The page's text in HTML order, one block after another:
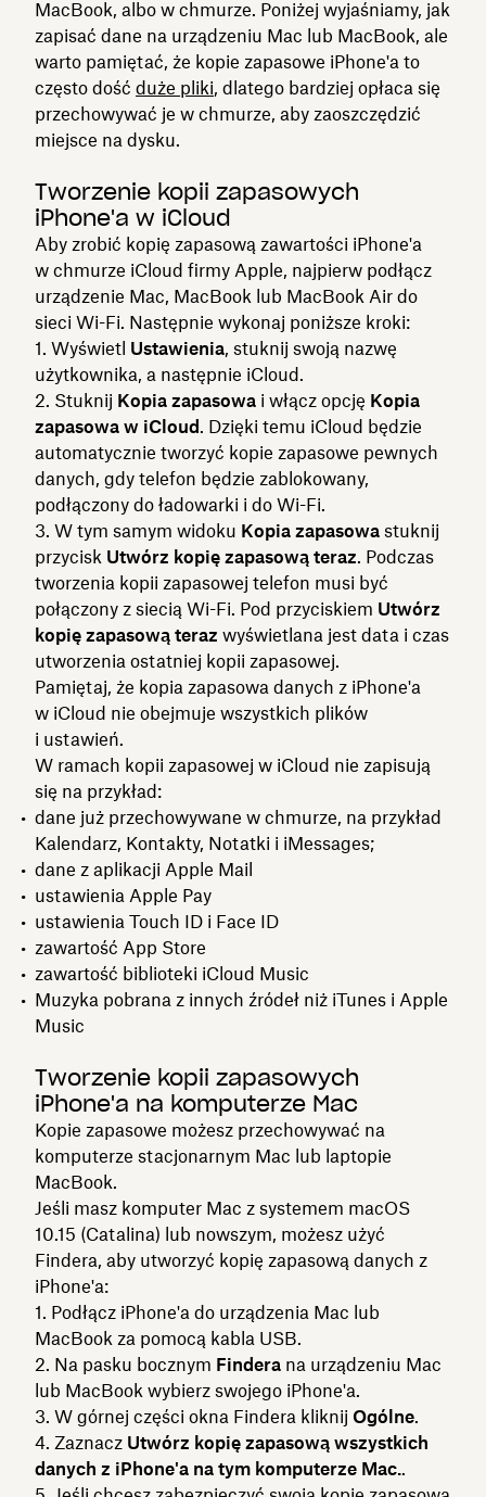
MacBook, albo w chmurze. Poniżej wyjaśniamy, jak
zapisać dane na urządzeniu Mac lub MacBook, ale
warto pamiętać, że kopie zapasowe iPhone'a to
często dość duże pliki, dlatego bardziej opłaca się
przechowywać je w chmurze, aby zaoszczędzić
miejsce na dysku.
Tworzenie kopii zapasowych
iPhone'a w iCloud
Aby zrobić kopię zapasową zawartości iPhone'a
w chmurze iCloud firmy Apple, najpierw podłącz
urządzenie Mac, MacBook lub MacBook Air do
sieci Wi-Fi. Następnie wykonaj poniższe kroki:
Wyświetl Ustawienia, stuknij swoją nazwę
użytkownika, a następnie iCloud.
Stuknij Kopia zapasowa i włącz opcję Kopia
zapasowa w iCloud. Dzięki temu iCloud będzie
automatycznie tworzyć kopie zapasowe pewnych
danych, gdy telefon będzie zablokowany,
podłączony do ładowarki i do Wi-Fi.
W tym samym widoku Kopia zapasowa stuknij
przycisk Utwórz kopię zapasową teraz. Podczas
tworzenia kopii zapasowej telefon musi być
połączony z siecią Wi-Fi. Pod przyciskiem Utwórz
kopię zapasową teraz wyświetlana jest data i czas
utworzenia ostatniej kopii zapasowej.
Pamiętaj, że kopia zapasowa danych z iPhone'a
w iCloud nie obejmuje wszystkich plików
i ustawień.
W ramach kopii zapasowej w iCloud nie zapisują
się na przykład:
dane już przechowywane w chmurze, na przykład
Kalendarz, Kontakty, Notatki i iMessages;
dane z aplikacji Apple Mail
ustawienia Apple Pay
ustawienia Touch ID i Face ID
zawartość App Store
zawartość biblioteki iCloud Music
Muzyka pobrana z innych źródeł niż iTunes i Apple
Music
Tworzenie kopii zapasowych
iPhone'a na komputerze Mac
Kopie zapasowe możesz przechowywać na
komputerze stacjonarnym Mac lub laptopie
MacBook.
Jeśli masz komputer Mac z systemem macOS
10.15 (Catalina) lub nowszym, możesz użyć
Findera, aby utworzyć kopię zapasową danych z
iPhone'a:
Podłącz iPhone'a do urządzenia Mac lub
MacBook za pomocą kabla USB.
Na pasku bocznym Findera na urządzeniu Mac
lub MacBook wybierz swojego iPhone'a.
W górnej części okna Findera kliknij Ogólne.
Zaznacz Utwórz kopię zapasową wszystkich
danych z iPhone'a na tym komputerze Mac..